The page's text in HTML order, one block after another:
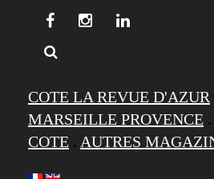
COTE LA REVUE D'AZUR
MARSEILLE PROVENCE .
COTE . AUTRES